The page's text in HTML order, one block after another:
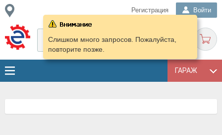
Регистрация Войти
ГАРАЖ
Слишком много запросов. Пожалуйста,
повторите позже.